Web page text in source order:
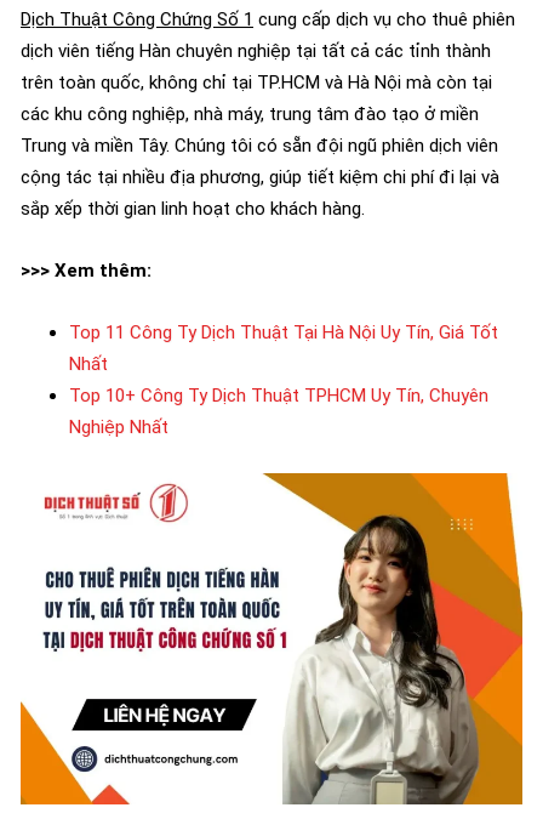
Dịch Thuật Công Chứng Số 1 cung cấp dịch vụ cho thuê phiên
dịch viên tiếng Hàn chuyên nghiệp tại tất cả các tỉnh thành
trên toàn quốc, không chỉ tại TP.HCM và Hà Nội mà còn tại
các khu công nghiệp, nhà máy, trung tâm đào tạo ở miền
Trung và miền Tây. Chúng tôi có sẵn đội ngũ phiên dịch viên
cộng tác tại nhiều địa phương, giúp tiết kiệm chi phí đi lại và
sắp xếp thời gian linh hoạt cho khách hàng.
>>> Xem thêm:
Top 11 Công Ty Dịch Thuật Tại Hà Nội Uy Tín, Giá Tốt
Nhất
Top 10+ Công Ty Dịch Thuật TPHCM Uy Tín, Chuyên
Nghiệp Nhất